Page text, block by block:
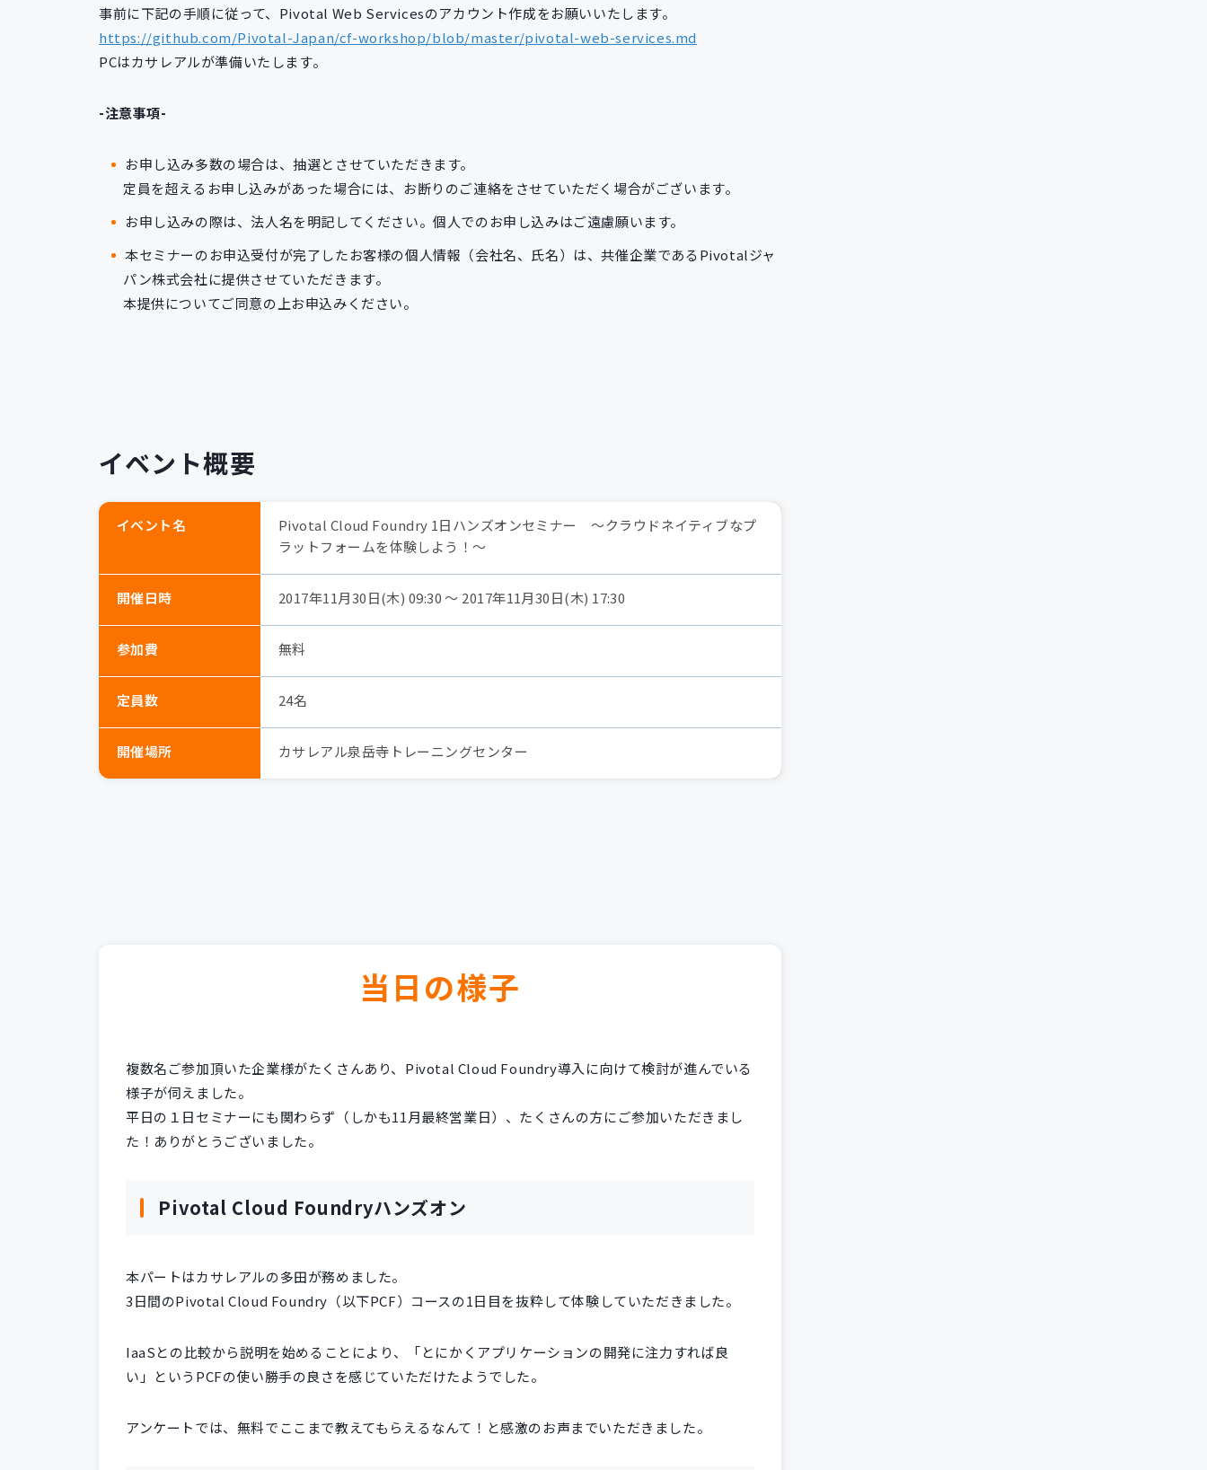
事前に下記の手順に従って、Pivotal Web Servicesのアカウント作成をお願いいたします。
https://github.com/Pivotal-Japan/cf-workshop/blob/master/pivotal-web-services.md
PCはカサレアルが準備いたします。
-注意事項-
お申し込み多数の場合は、抽選とさせていただきます。
定員を超えるお申し込みがあった場合には、お断りのご連絡をさせていただく場合がございます。
お申し込みの際は、法人名を明記してください。個人でのお申し込みはご遠慮願います。
本セミナーのお申込受付が完了したお客様の個人情報（会社名、氏名）は、共催企業であるPivotalジャ
パン株式会社に提供させていただきます。
本提供についてご同意の上お申込みください。
イベント概要
イベント名
Pivotal Cloud Foundry 1日ハンズオンセミナー ～クラウドネイティブなプ
ラットフォームを体験しよう！～
開催日時 2017年11月30日(木) 09:30 〜 2017年11月30日(木) 17:30
参加費 無料
定員数 24名
開催場所 カサレアル泉岳寺トレーニングセンター
当日の様子
複数名ご参加頂いた企業様がたくさんあり、Pivotal Cloud Foundry導入に向けて検討が進んでいる
様子が伺えました。
平日の１日セミナーにも関わらず（しかも11月最終営業日）、たくさんの方にご参加いただきまし
た！ありがとうございました。
Pivotal Cloud Foundryハンズオン
本パートはカサレアルの多田が務めました。
3日間のPivotal Cloud Foundry（以下PCF）コースの1日目を抜粋して体験していただきました。
IaaSとの比較から説明を始めることにより、「とにかくアプリケーションの開発に注力すれば良
い」というPCFの使い勝手の良さを感じていただけたようでした。
アンケートでは、無料でここまで教えてもらえるなんて！と感激のお声までいただきました。